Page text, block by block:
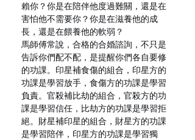
賴你？你是在陪伴他度過難關，還是在
害怕他不需要你？你是在滋養他的成
長，還是在餵養他的軟弱？
馬師傅常說，合格的合婚諮詢，不只是
告訴你們配不配，是提醒你們各自要修
的功課。印星補食傷的組合，印星方的
功課是學習放手，食傷方的功課是學習
負責。官殺補比劫的組合，官殺方的功
課是學習信任，比劫方的功課是學習拒
絕。財星補印星的組合，財星方的功課
是學習陪伴，印星方的功課是學習獨